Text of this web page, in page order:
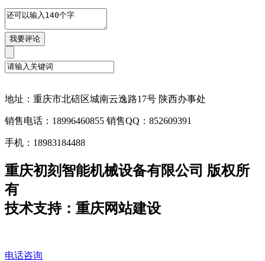
地址：重庆市北碚区城南云逸路17号 陕西办事处
销售电话：18996460855 销售QQ：852609391
手机：18983184488
重庆初刻智能机械设备有限公司 版权所
有
技术支持：重庆网站建设
电话咨询